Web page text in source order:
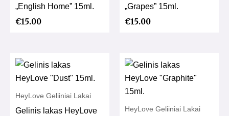
„English Home” 15ml.
€15.00
„Grapes” 15ml.
€15.00
HeyLove Geliiniai Lakai
Gelinis lakas HeyLove
HeyLove Geliiniai Lakai